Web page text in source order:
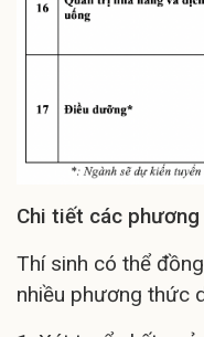
Chi tiết các
Thí sinh có thể
nhiều phương thức